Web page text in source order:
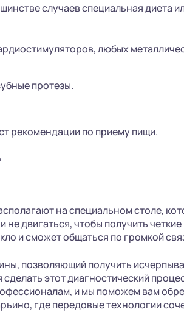
случаев специальная диета
любых
протезы.
рекомендации по приему пищи.
на специальном столе,
двигаться, чтобы получить
и сможет общаться по громкой
позволяющий получить
этот диагностический
и мы поможем вам
где передовые технологии